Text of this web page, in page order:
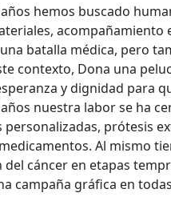
hemos buscado
acompañamiento
batalla médica, pero
contexto, Dona una
y dignidad para
nuestra labor se ha
personalizadas, prótesis
Al mismo
del cáncer en etapas
campaña gráfica en